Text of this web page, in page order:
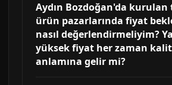
Aydın Bozdoğan'da kurulan
ürün pazarlarında fiyat
nasıl değerlendirmeliyim?
yüksek fiyat her zaman
anlamına gelir mi?